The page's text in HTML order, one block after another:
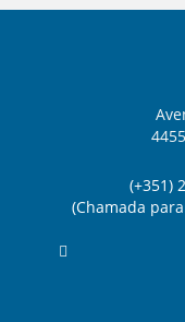
(+351)
(Chamada